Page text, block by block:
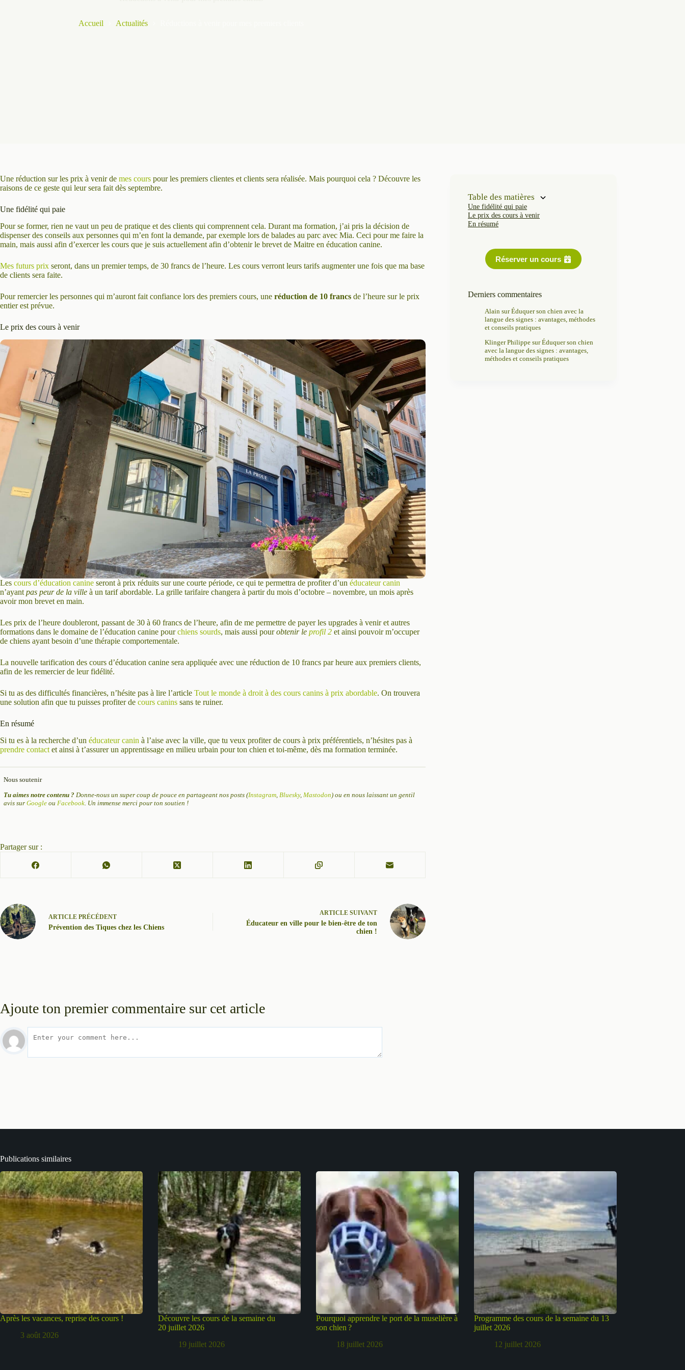
Accueil Actualités
Une réduction sur les prix à venir de mes cours pour les premiers clientes et clients sera réalisée. Mais pourquoi cela ? Découvre les
raisons de ce geste qui leur sera fait dès septembre.
Une fidélité qui paie
Pour se former, rien ne vaut un peu de pratique et des clients qui comprennent cela. Durant ma formation, j’ai pris la décision de
dispenser des conseils aux personnes qui m’en font la demande, par exemple lors de balades au parc avec Mia. Ceci pour me faire la
main, mais aussi afin d’exercer les cours que je suis actuellement afin d’obtenir le brevet de Maitre en éducation canine.
Mes futurs prix seront, dans un premier temps, de 30 francs de l’heure. Les cours verront leurs tarifs augmenter une fois que ma base
de clients sera faite.
Pour remercier les personnes qui m’auront fait confiance lors des premiers cours, une réduction de 10 francs de l’heure sur le prix
entier est prévue.
Le prix des cours à venir
Les cours d’éducation canine seront à prix réduits sur une courte période, ce qui te permettra de profiter d’un éducateur canin
n’ayant pas peur de la ville à un tarif abordable. La grille tarifaire changera à partir du mois d’octobre – novembre, un mois après
avoir mon brevet en main.
Les prix de l’heure doubleront, passant de 30 à 60 francs de l’heure, afin de me permettre de payer les upgrades à venir et autres
formations dans le domaine de l’éducation canine pourchiens sourds, mais aussi pourobtenir le profil 2 et ainsi pouvoir m’occuper
de chiens ayant besoin d’une thérapie comportementale.
La nouvelle tarification des cours d’éducation canine sera appliquée avec une réduction de 10 francs par heure aux premiers clients,
afin de les remercier de leur fidélité.
Si tu as des difficultés financières, n’hésite pas à lire l’article Tout le monde à droit à des cours canins à prix abordable. On trouvera
une solution afin que tu puisses profiter de cours canins sans te ruiner.
En résumé
Si tu es à la recherche d’un éducateur canin à l’aise avec la ville, que tu veux profiter de cours à prix préférentiels, n’hésites pas à
prendre contact et ainsi à t’assurer un apprentissage en milieu urbain pour ton chien et toi-même, dès ma formation terminée.
Nous soutenir
Tu aimes notre contenu ? Donne-nous un super coup de pouce en partageant nos posts (Instagram Bluesky, Mastodon) ou en nous laissant un gentil
avis surGoogle ou Facebook . Un immense merci pour ton soutien !
Partager sur :
ARTICLE PRÉCÉDENT
Prévention des Tiques chez les Chiens
ARTICLESUIVANT
Éducateur en ville pour le bien-être de ton
chien !
Table des matières
Une fidélité qui paie
Le prix des cours à venir
En résumé
Réserver un cours
Derniers commentaires
Alain surÉduquer son chien avec la
langue des signes : avantages, méthodes
et conseils pratiques
Klinger PhilippesurÉduquer son chien
avec la langue des signes : avantages,
méthodes et conseils pratiques
Ajoute ton premier commentaire sur cet article
Publications similaires
Après les vacances, reprise des cours !
3 août 2026
Découvre les cours de la semaine du
20 juillet 2026
19 juillet 2026
Pourquoi apprendre le port de la muselière à
son chien ?
18 juillet 2026
Programme des cours de la semaine du 13
juillet 2026
12 juillet 2026